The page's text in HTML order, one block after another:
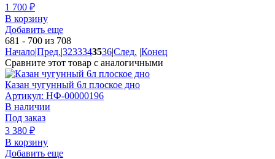
1 700 ₽
В корзину
Добавить еще
681 - 700 из 708
Начало|Пред.|3233343536|След. |Конец
Сравните этот товар с аналогичными
Казан чугунный 6л плоское дно
Артикул: НФ-00000196
В наличии
Под заказ
3 380 ₽
В корзину
Добавить еще